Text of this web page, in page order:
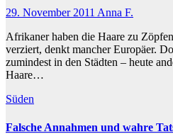
29. November 2011 Anna F.
Afrikaner haben die Haare zu
verziert, denkt mancher Europäer.
zumindest in den Städten – heute
Haare…
Süden
Falsche Annahmen und wahre